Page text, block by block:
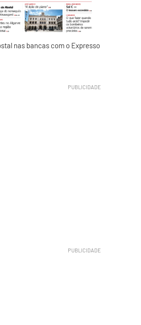
nas bancas com o Expresso